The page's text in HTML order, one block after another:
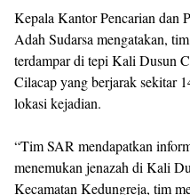
Kepala Kantor Pencarian dan
Adah Sudarsa mengatakan,
terdampar di tepi Kali Dusun
Cilacap yang berjarak sekitar
lokasi kejadian.
“Tim SAR mendapatkan
menemukan jenazah di Kali
Kecamatan Kedungreja, tim